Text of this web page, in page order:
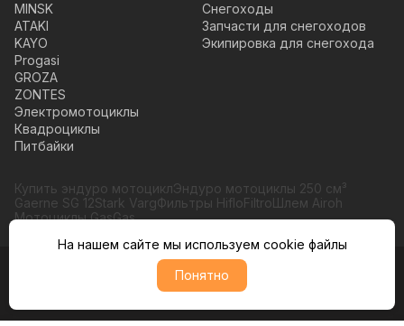
MINSK
ATAKI
KAYO
Progasi
GROZA
ZONTES
Электромотоциклы
Квадроциклы
Питбайки
Снегоходы
Запчасти для снегоходов
Экипировка для снегохода
Купить эндуро мотоциклЭндуро мотоциклы 250 см³
Gaerne SG 12Stark VargФильтры HifloFiltroШлем Airoh
Мотоциклы GasGas
© Moto365, Все права защищены
Политика обратботки персональных данных
На нашем сайте мы используем cookie файлы
Понятно